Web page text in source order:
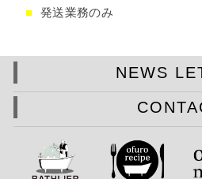
■ 発送業務のみ
NEWS